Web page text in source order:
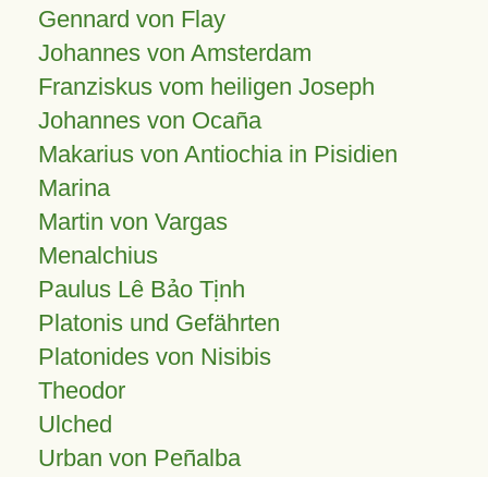
Gennard von Flay
Johannes von Amsterdam
Franziskus vom heiligen Joseph
Johannes von Ocaña
Makarius von Antiochia in Pisidien
Marina
Martin von Vargas
Menalchius
Paulus Lê Bảo Tịnh
Platonis und Gefährten
Platonides von Nisibis
Theodor
Ulched
Urban von Peñalba